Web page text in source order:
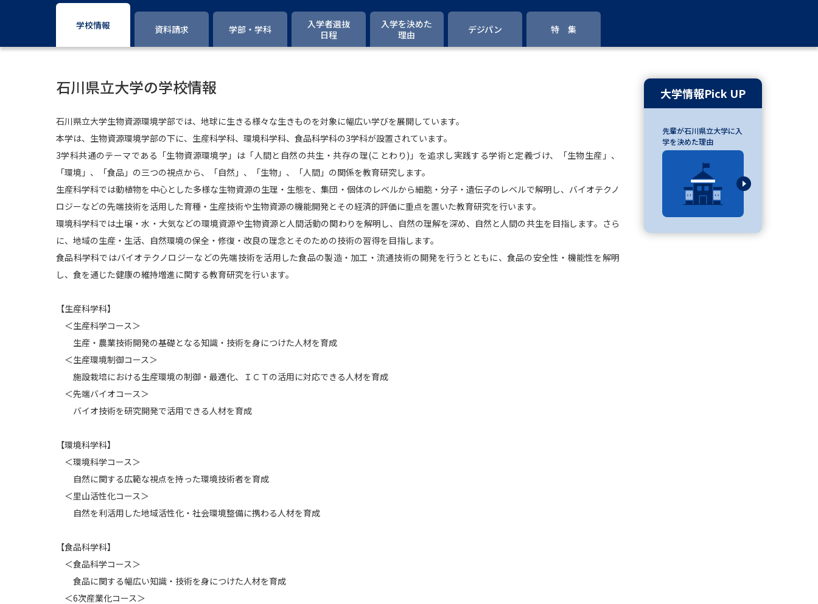
大学研究
デジタルパンフレット
進路の３択
新学年スタート号特集ページ（高3生用）
新学年スタート号特集ページ（高2生用）
SELFBRAND特集ページ
オープンキャンパスなどを調べる
オープンキャンパス検索
来場型・Web型イベント特集
夢ナビライブ
学校情報 資料請求 学部・学科
入学者選抜
日程
入学を決めた
理由
デジパン 特 集
石川県立大学の学校情報
石川県立大学生物資源環境学部では、地球に生きる様々な生きものを対象に幅広い学びを展開しています。
本学は、生物資源環境学部の下に、生産科学科、環境科学科、食品科学科の3学科が設置されています。
3学科共通のテーマである「生物資源環境学」は「人間と自然の共生・共存の理(ことわり)」を追求し実践する学術と定義づけ、「生物生産」、
「環境」、「食品」の三つの視点から、「自然」、「生物」、「人間」の関係を教育研究します。
生産科学科では動植物を中心とした多様な生物資源の生理・生態を、集団・個体のレベルから細胞・分子・遺伝子のレベルで解明し、バイオテクノ
ロジーなどの先端技術を活用した育種・生産技術や生物資源の機能開発とその経済的評価に重点を置いた教育研究を行います。
環境科学科では土壌・水・大気などの環境資源や生物資源と人間活動の関わりを解明し、自然の理解を深め、自然と人間の共生を目指します。さら
に、地域の生産・生活、自然環境の保全・修復・改良の理念とそのための技術の習得を目指します。
食品科学科ではバイオテクノロジーなどの先端技術を活用した食品の製造・加工・流通技術の開発を行うとともに、食品の安全性・機能性を解明
し、食を通じた健康の維持増進に関する教育研究を行います。
【生産科学科】
＜生産科学コース＞
生産・農業技術開発の基礎となる知識・技術を身につけた人材を育成
＜生産環境制御コース＞
施設栽培における生産環境の制御・最適化、ＩＣＴの活用に対応できる人材を育成
＜先端バイオコース＞
バイオ技術を研究開発で活用できる人材を育成
【環境科学科】
＜環境科学コース＞
自然に関する広範な視点を持った環境技術者を育成
＜里山活性化コース＞
自然を利活用した地域活性化・社会環境整備に携わる人材を育成
【食品科学科】
＜食品科学コース＞
食品に関する幅広い知識・技術を身につけた人材を育成
＜6次産業化コース＞
大学情報Pick UP
先輩が石川県立大学に入
学を決めた理由